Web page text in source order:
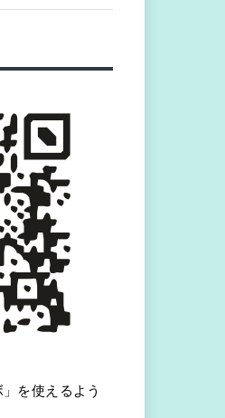
を使えるよう